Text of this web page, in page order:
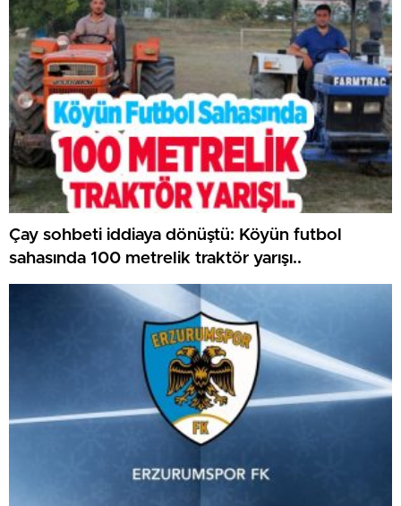
Çay sohbeti iddiaya dönüştü: Köyün futbol
sahasında 100 metrelik traktör yarışı..